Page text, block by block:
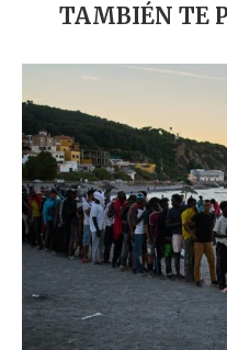
TAMBIÉN TE